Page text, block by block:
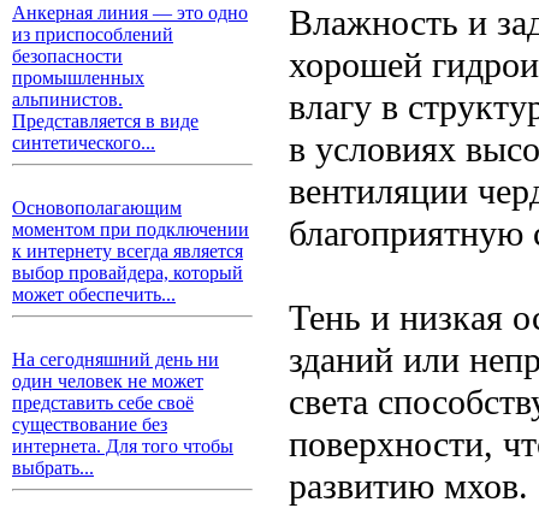
Анкерная линия — это одно
из приспособлений
безопасности
промышленных
альпинистов.
Представляется в виде
синтетического...
Основополагающим
моментом при подключении
к интернету всегда является
выбор провайдера, который
может обеспечить...
На сегодняшний день ни
один человек не может
представить себе своё
существование без
интернета. Для того чтобы
выбрать...
Влажность и
хорошей
влагу в
в условиях
вентиляции
благоприятную
Тень и низкая
зданий или
света
поверхности,
развитию мхов.